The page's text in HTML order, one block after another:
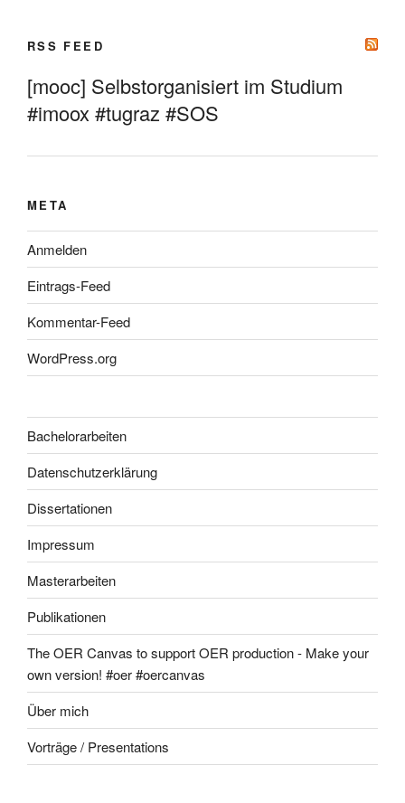
RSS FEED
[mooc] Selbstorganisiert im Studium
#imoox #tugraz #SOS
META
Anmelden
Eintrags-Feed
Kommentar-Feed
WordPress.org
Bachelorarbeiten
Datenschutzerklärung
Dissertationen
Impressum
Masterarbeiten
Publikationen
The OER Canvas to support OER production - Make your
own version! #oer #oercanvas
Über mich
Vorträge / Presentations